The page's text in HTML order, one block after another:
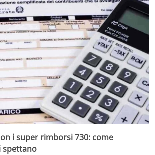
i super rimborsi 730: come
spettano